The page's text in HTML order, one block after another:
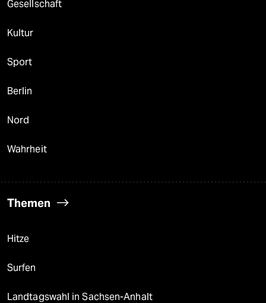
Gesellschaft
Kultur
Sport
Berlin
Nord
Wahrheit
Themen
Hitze
Surfen
Landtagswahl in Sachsen-Anhalt